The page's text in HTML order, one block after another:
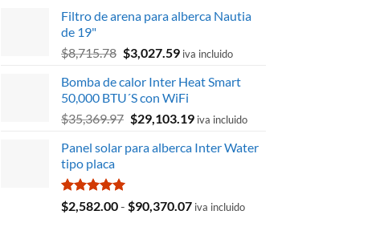
Filtro de arena para alberca Nautia
de 19"
$8,715.78 El
original
era:
$8,715.78.
$3,027.59El
actual
es:
$3,027.59.
iva incluido
Bomba de calor Inter Heat Smart
50,000 BTU´S con WiFi
$35,369.97 El
original
$29,103.19El
actual
iva incluido
Panel solar para alberca Inter Water
tipo placa
Valorado
con
$2,582.00- $90,370.07Rango
iva incluido